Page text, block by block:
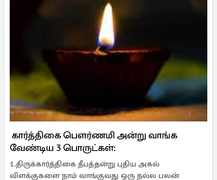
கார்த்திகை பௌர்ணமி அன்று வாங்க
வேண்டிய 3 பொருட்கள்:
1.திருக்கார்த்திகை தீபத்தன்று புதிய அகல்
விளக்குகளை நாம் வாங்குவது ஒரு நல்ல பலன்